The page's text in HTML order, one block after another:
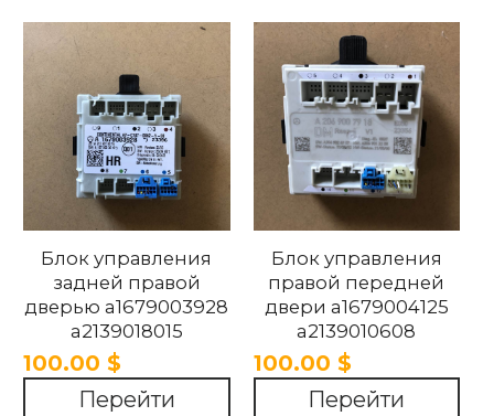
Блок управления
задней правой
дверью a1679003928
a2139018015
a1679023012
Mercedes-Benz w167
w213 2018-2023
100.00 $
Перейти
Блок управления
правой передней
двери a1679004125
a2139010608
a1679022912
Mercedes-Benz w205
w213 2015-2023
100.00 $
Перейти